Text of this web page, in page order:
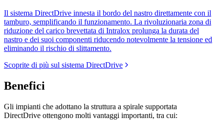
Il sistema DirectDrive innesta il bordo del nastro direttamente con il
tamburo, semplificando il funzionamento. La rivoluzionaria zona di
riduzione del carico brevettata di Intralox prolunga la durata del
nastro e dei suoi componenti riducendo notevolmente la tensione ed
eliminando il rischio di slittamento.
Scoprite di più sul sistema DirectDrive
Benefici
Gli impianti che adottano la struttura a spirale supportata
DirectDrive ottengono molti vantaggi importanti, tra cui: